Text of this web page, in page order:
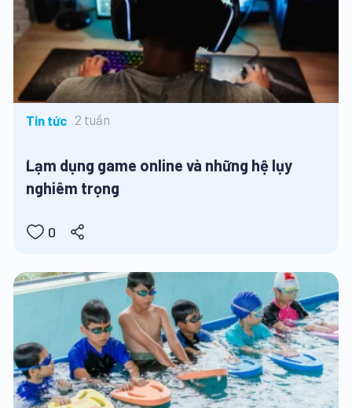
Tin tức 2 tuần
Lạm dụng game online và những hệ lụy
nghiêm trọng
0